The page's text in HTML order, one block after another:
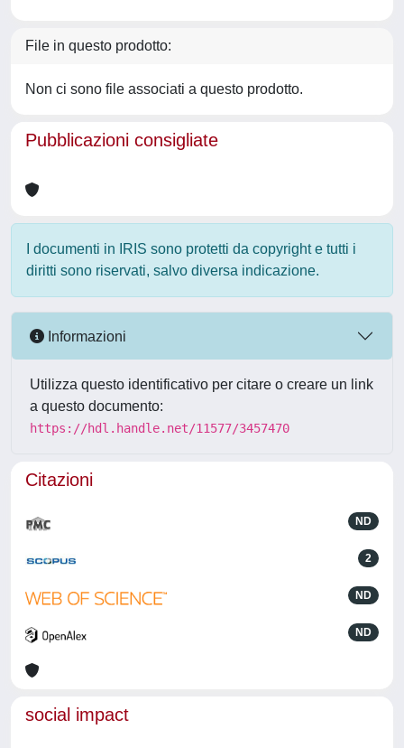
File in questo prodotto:
Non ci sono file associati a questo prodotto.
Pubblicazioni consigliate
I documenti in IRIS sono protetti da copyright e tutti i
diritti sono riservati, salvo diversa indicazione.
Informazioni
Utilizza questo identificativo per citare o creare un link
a questo documento:
https://hdl.handle.net/11577/3457470
Citazioni
ND
2
ND
ND
social impact